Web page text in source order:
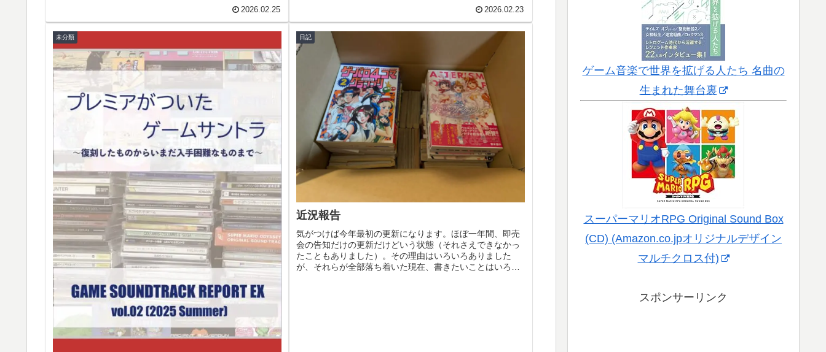
2026.02.25 2026.02.23
未分類 日記
近況報告
気がつけば今年最初の更新になります。ほぼ一年間、即売
会の告知だけの更新だけどいう状態（それさえできなかっ
たこともありました）。その理由はいろいろありました
が、それらが全部落ち着いた現在、書きたいことはいろい
ゲーム音楽で世界を拡げる人たち 名曲の
生まれた舞台裏
スーパーマリオRPG Original Sound Box
(CD) (Amazon.co.jpオリジナルデザイン
マルチクロス付)
スポンサーリンク